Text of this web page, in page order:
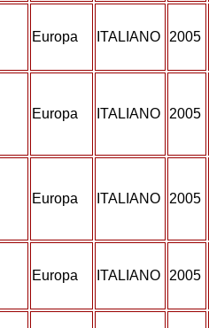
Europa ITALIANO 2005
Europa ITALIANO 2005
Europa ITALIANO 2005
Europa ITALIANO 2005